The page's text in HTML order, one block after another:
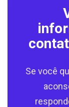
Se você